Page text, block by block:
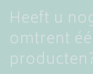
ONTDEK ONZE MERKEN
Heeft u
omtrent